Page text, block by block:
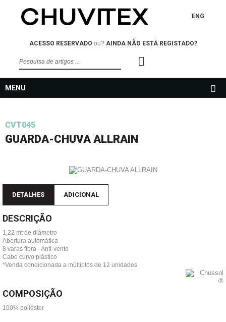
ENG
ACESSO RESERVADO ou? AINDA NÃO ESTÁ REGISTADO?
MENU
CVT045
GUARDA-CHUVA ALLRAIN
DETALHES ADICIONAL
DESCRIÇÃO
1,22 mt de diâmetro
Abertura automática
8 varas fibra - Anti-vento
Cabo curvo plástico
*Venda condicionada a múltiplos de 12 unidades
COMPOSIÇÃO
100% poliéster